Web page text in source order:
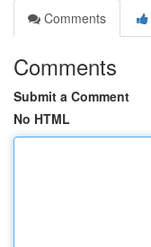
Comments
Comments
Submit a Comment
No HTML